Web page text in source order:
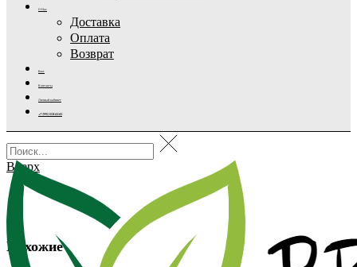
О Нас
Доставка
Оплата
Возврат
Блог
Контакты
Личный кабинет
+7 (995) 502-42-42
Вверх
Похожие